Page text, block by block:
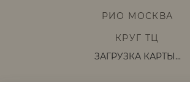
РИО МОСКВА
КРУГ ТЦ
ЗАГРУЗКА КАРТЫ...